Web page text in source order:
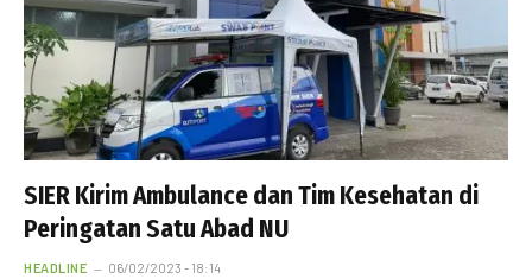
SIER Kirim Ambulance dan Tim Kesehatan di
Peringatan Satu Abad NU
HEADLINE 06/02/2023 - 18:14